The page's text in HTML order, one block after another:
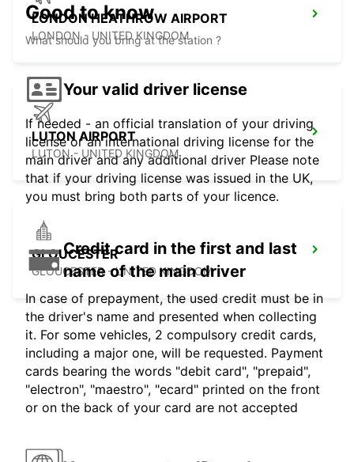
LONDON HEATHROW AIRPORT
LONDON - UNITED KINGDOM
LUTON AIRPORT
LUTON - UNITED KINGDOM
GLOUCESTER
GLOUCESTER - UNITED KINGDOM
Good to know
What should you bring at the station ?
Your valid driver license
If needed - an official translation of your driving
license or an international driving license for the
main driver and any additional driver Please note
that if your driving license was issued in the UK,
you must bring both parts of your licence.
Credit card in the first and last
name of the main driver
In case of prepayment, the used credit must be in
the driver's name and presented when collecting
it. For some vehicles, 2 compulsory credit cards,
including a major one, will be requested. Payment
cards bearing the words "debit card", "prepaid",
"electron", "maestro", "ecard" printed on the front
or on the back of your card are not accepted